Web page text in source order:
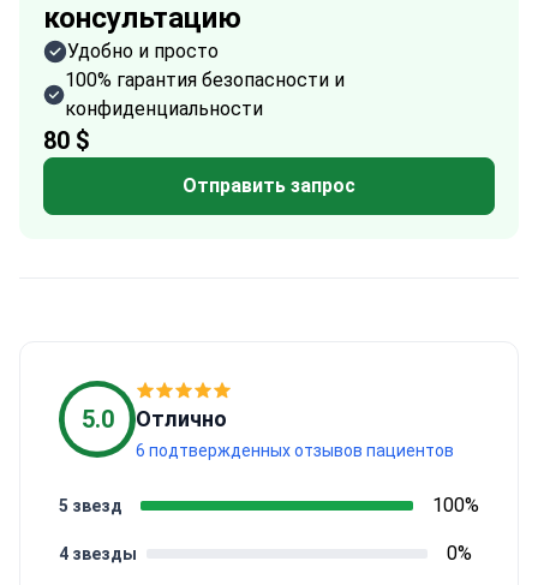
консультацию
Удобно и просто
100% гарантия безопасности и
конфиденциальности
80 $
Отправить запрос
5.0 Отлично
6 подтвержденных отзывов пациентов
4 звезды 0%
5 звезд 100%